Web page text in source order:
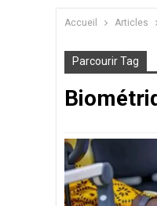
Accueil Articles
Parcourir Tag